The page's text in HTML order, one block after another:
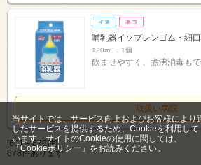
哺乳器イソプレンゴム・細
120mL 1個
飲ませやすく、煮沸消毒も
取扱い病院
[601～678件]
678件あります
当サイトでは、サービス向上およびお客様により
したサービスを提供するため、Cookieを利用して
います。サイトのCookieの使用に関しては、
「Cookieポリシー」 をお読みください。